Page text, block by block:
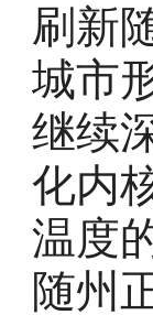
刷新
城市
继续
化内
温度
随州